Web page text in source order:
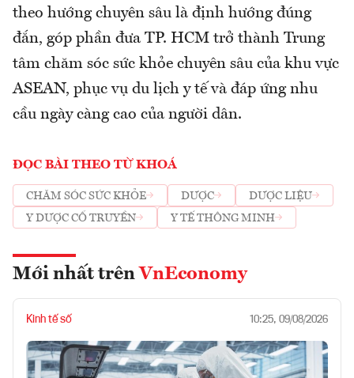
theo hướng chuyên sâu là định hướng đúng
đắn, góp phần đưa TP. HCM trở thành Trung
tâm chăm sóc sức khỏe chuyên sâu của khu vực
ASEAN, phục vụ du lịch y tế và đáp ứng nhu
cầu ngày càng cao của người dân.
ĐỌC BÀI THEO TỪ KHOÁ
CHĂM SÓC SỨC KHỎE DƯỢC
DƯỢC LIỆU
Y DƯỢC CỔ TRUYỀN
Y TẾ THÔNG MINH
Mới nhất trên VnEconomy
Kinh tế số 10:25, 09/08/2026